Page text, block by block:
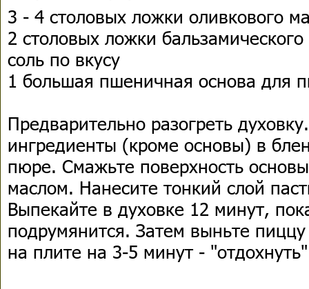
3 - 4 столовых ложки оливкового
2 столовых ложки бальзамического
соль по вкусу
1 большая пшеничная основа для
Предварительно разогреть
ингредиенты (кроме основы) в
пюре. Смажьте поверхность
маслом. Нанесите тонкий слой
Выпекайте в духовке 12 минут,
подрумянится. Затем выньте
на плите на 3-5 минут -